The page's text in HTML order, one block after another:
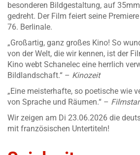
besonderen Bildgestaltung, auf
gedreht. Der Film feiert seine
76. Berlinale.
„Großartig, ganz großes Kino! So
von der Welt, die wir kennen, ist der
Kino webt Schanelec eine herrlich
Bildlandschaft.“ – Kinozeit
„Eine meisterhafte, so poetische wie
von Sprache und Räumen.“ –
Wir zeigen am Di 23.06.2026 die
mit französischen Untertiteln!